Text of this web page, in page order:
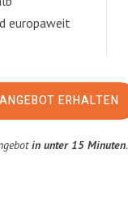
europaweit
ERHALTEN
in unter 15 Minuten.